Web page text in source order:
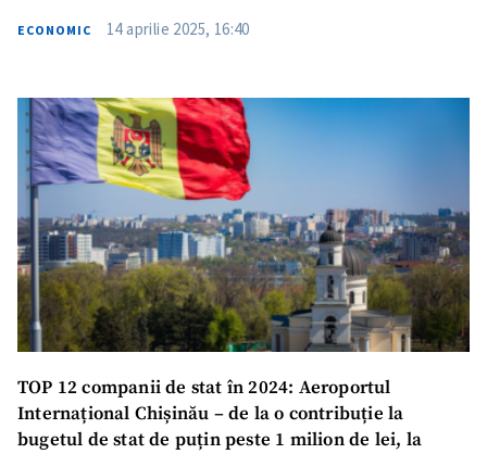
ECONOMIC 14 aprilie 2025, 16:40
TOP 12 companii de stat în 2024: Aeroportul
Internațional Chișinău – de la o contribuție la
bugetul de stat de puțin peste 1 milion de lei, la